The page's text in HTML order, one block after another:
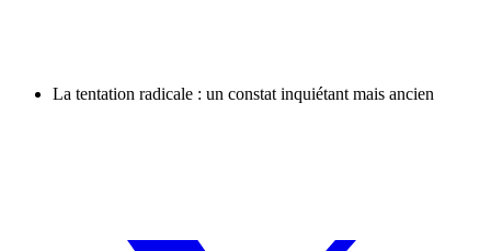
La tentation radicale : un constat inquiétant mais ancien